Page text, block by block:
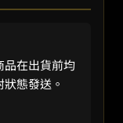
品在出貨前均
態發送。